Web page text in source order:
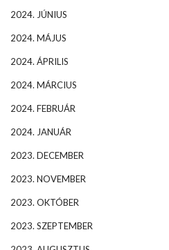
2024. JÚNIUS
2024. MÁJUS
2024. ÁPRILIS
2024. MÁRCIUS
2024. FEBRUÁR
2024. JANUÁR
2023. DECEMBER
2023. NOVEMBER
2023. OKTÓBER
2023. SZEPTEMBER